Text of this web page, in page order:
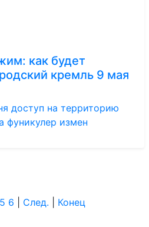
как будет
кремль 9 мая
доступ на территорию
фуникулер измен
5 6 След. Конец